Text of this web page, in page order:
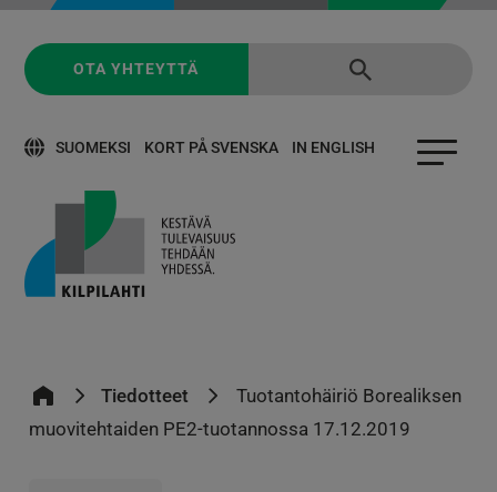
SUOMEKSI KORT PÅ SVENSKA IN ENGLISH
OTA YHTEYTTÄ
Tiedotteet
Tuotantohäiriö Borealiksen
muovitehtaiden PE2-tuotannossa 17.12.2019